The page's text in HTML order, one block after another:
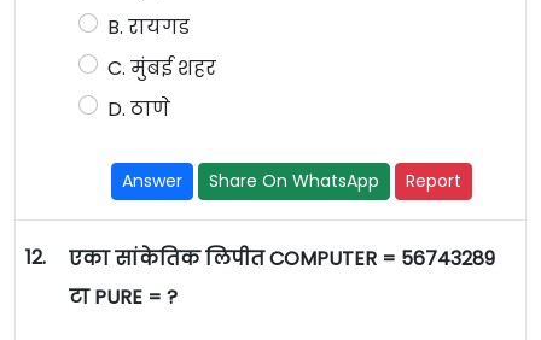
B. रायगड
C. मुंबई शहर
D. ठाणे
Answer Share On WhatsApp Report
12.
एका सांकेतिक लिपीत COMPUTER = 56743289
टा PURE = ?